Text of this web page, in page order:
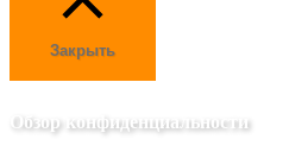
Закрыть
Обзор конфиденциальности